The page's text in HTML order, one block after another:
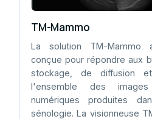
TM-Mammo
La solution TM-Mammo
conçue pour répondre aux
stockage, de diffusion
l'ensemble des images
numériques produites
sénologie. La visionneuse